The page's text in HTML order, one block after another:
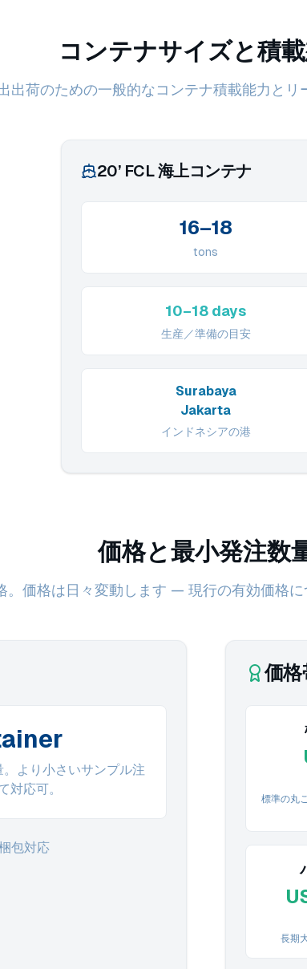
コンテナサイズと積
出荷のための一般的なコンテナ積載能力とリ
20’ FCL 海上コンテナ
16–18
tons
10–18 days
生産／準備の目安
Surabaya
Jakarta
インドネシアの港
価格と最小発注数
。価格は日々変動します — 現行の有効価格に
より小さいサンプル注
対応可。
包対応
価格
標準の丸
長期